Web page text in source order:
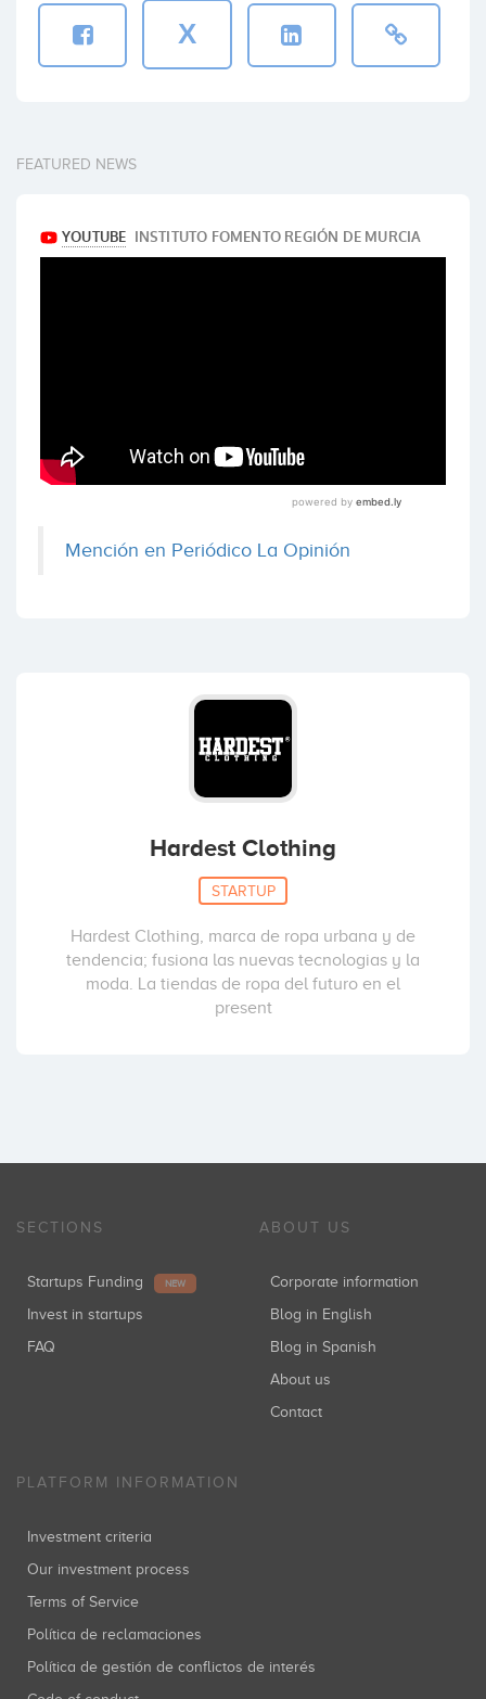
X
FEATURED NEWS
Mención en Periódico La Opinión
Hardest Clothing
STARTUP
Hardest Clothing, marca de ropa urbana y de
tendencia; fusiona las nuevas tecnologias y la
moda. La tiendas de ropa del futuro en el
present
SECTIONS
Startups Funding NEW
Invest in startups
FAQ
ABOUT US
Corporate information
Blog in English
Blog in Spanish
About us
Contact
PLATFORM INFORMATION
Investment criteria
Our investment process
Terms of Service
Política de reclamaciones
Política de gestión de conflictos de interés